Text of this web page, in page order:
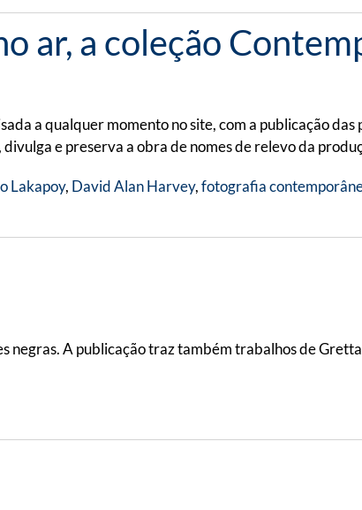
ar, a coleção
a qualquer momento no site, com a publicação
e preserva a obra de nomes de relevo da
Lakapoy, David Alan Harvey,fotografia
negras. A publicação traz também trabalhos de